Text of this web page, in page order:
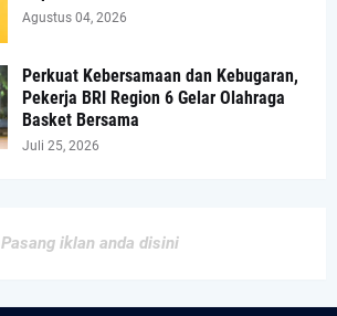
Agustus 04, 2026
Perkuat Kebersamaan dan Kebugaran,
Pekerja BRI Region 6 Gelar Olahraga
Basket Bersama
Juli 25, 2026
Pasang iklan anda disini